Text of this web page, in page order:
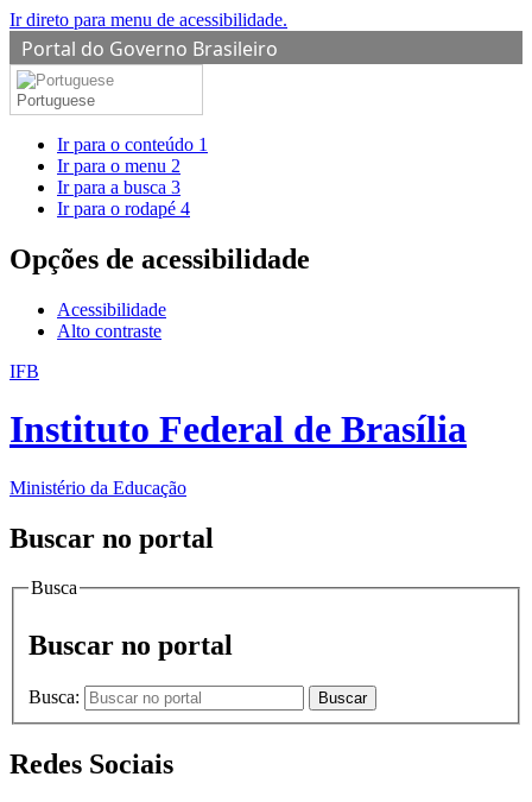
Ir direto para menu de acessibilidade.
Portal do Governo Brasileiro
Portuguese
Ir para o conteúdo 1
Ir para o menu 2
Ir para a busca 3
Ir para o rodapé 4
Opções de acessibilidade
Acessibilidade
Alto contraste
IFB
Instituto Federal de Brasília
Ministério da Educação
Buscar no portal
Busca
Buscar no portal
Busca: Buscar
Redes Sociais